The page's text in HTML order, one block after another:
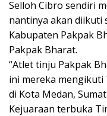
Selloh Cibro sendiri
nantinya akan diikuti
Kabupaten Pakpak
Pakpak Bharat.
“Atlet tinju Pakpak
ini mereka mengikuti
di Kota Medan,
Kejuaraan terbuka